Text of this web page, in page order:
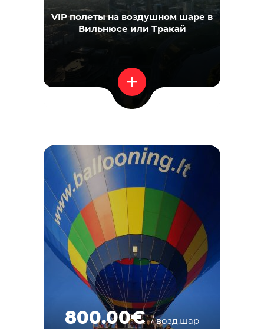
VIP полеты на воздушном шаре в
Вильнюсе или Тракай
800.00€/ возд.шар